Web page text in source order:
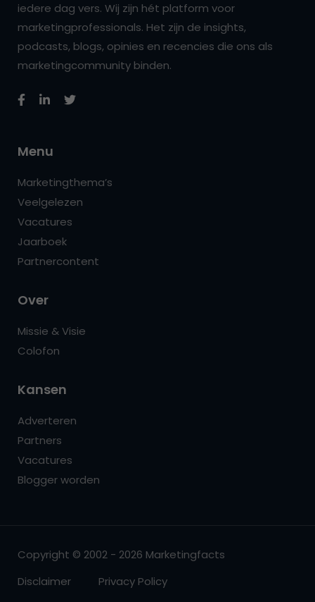
iedere dag vers. Wij zijn hét platform voor
marketingprofessionals. Het zijn de insights,
podcasts, blogs, opinies en recencies die ons als
marketingcommunity binden.
Menu
Marketingthema’s
Veelgelezen
Vacatures
Jaarboek
Partnercontent
Over
Missie & Visie
Colofon
Kansen
Adverteren
Partners
Vacatures
Blogger worden
Copyright © 2002 - 2026 Marketingfacts
Disclaimer
Privacy Policy